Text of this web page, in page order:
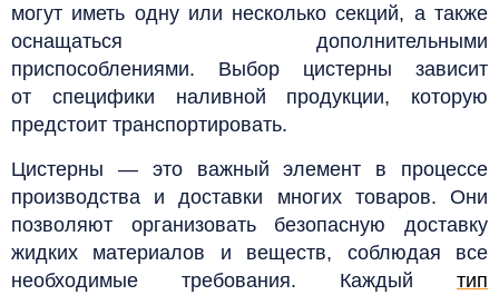
могут иметь одну или несколько секций, а также
оснащаться дополнительными
приспособлениями. Выбор цистерны зависит
от специфики наливной продукции, которую
предстоит транспортировать.
Цистерны — это важный элемент в процессе
производства и доставки многих товаров. Они
позволяют организовать безопасную доставку
жидких материалов и веществ, соблюдая все
необходимые требования. Каждый тип